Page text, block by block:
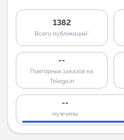
1382
Всего публикаций*
--
Повторных заказов на
Telega.in
--
мужчины